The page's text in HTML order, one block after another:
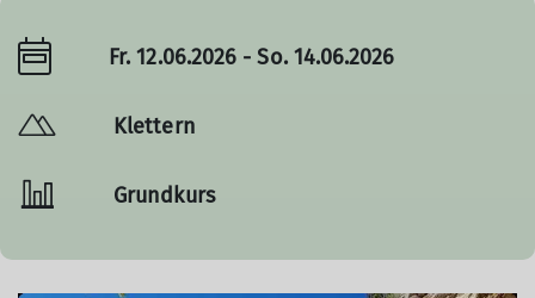
Fr. 12.06.2026 - So. 14.06.2026
Klettern
Grundkurs